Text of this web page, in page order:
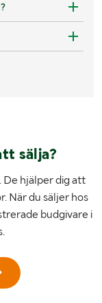
sälja?
De hjälper dig att
När du säljer hos
budgivare i